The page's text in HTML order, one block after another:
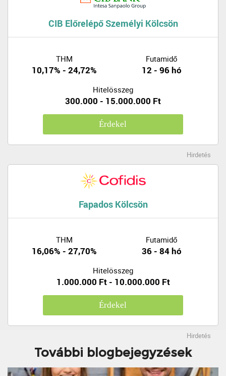
CIB Előrelépő Személyi Kölcsön
THM
10,17% - 24,72%
Futamidő
12 - 96 hó
Hitelösszeg
300.000 - 15.000.000 Ft
Érdekel
Hirdetés
Fapados Kölcsön
THM
16,06% - 27,70%
Futamidő
36 - 84 hó
Hitelösszeg
1.000.000 Ft - 10.000.000 Ft
Érdekel
Hirdetés
További blogbejegyzések